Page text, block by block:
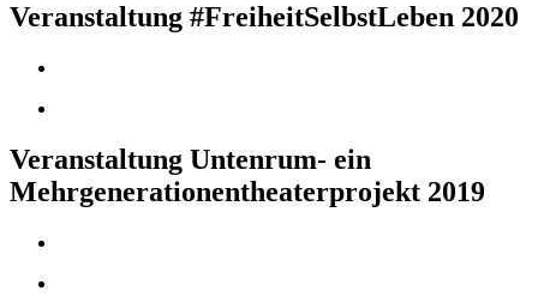
Veranstaltung #FreiheitSelbstLeben 2020
Veranstaltung Untenrum- ein
Mehrgenerationentheaterprojekt 2019